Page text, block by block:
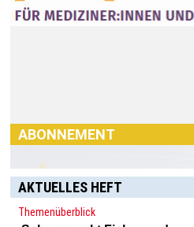
Haben Sie Interesse an einem
Sie einfach hier:[MTX]-Shop
AKTUELLES HEFT
Themenüberblick